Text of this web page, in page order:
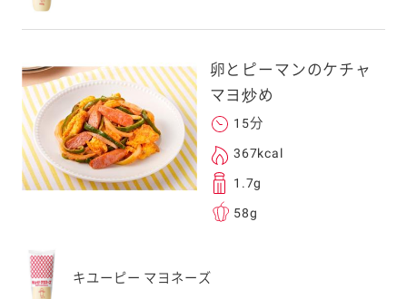
身以外の方に送
旦ご自身で受け
。
元コードをス
ォンのカメラ
るとアクセス
メールをお送りい
卵とピーマンのケチャ
マヨ炒め
15分
367kcal
1.7g
58g
キユーピー マヨネーズ